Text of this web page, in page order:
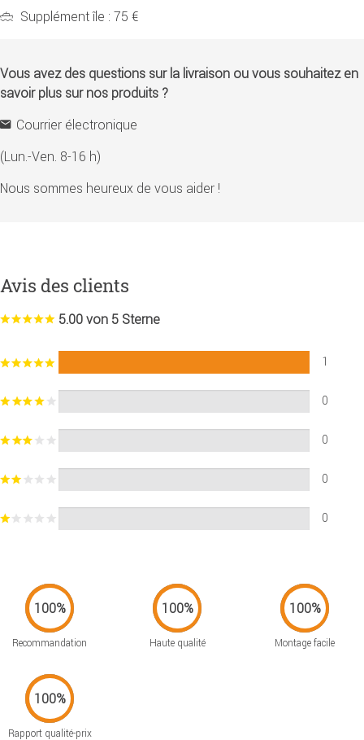
Supplément île : 75 €
Vous avez des questions sur la livraison ou vous souhaitez en
savoir plus sur nos produits ?
Courrier électronique
(Lun.-Ven. 8-16 h)
Nous sommes heureux de vous aider !
Avis des clients
5.00 von 5 Sterne
1
0
0
0
0
Recommandation Haute qualité Montage facile
Rapport qualité-prix